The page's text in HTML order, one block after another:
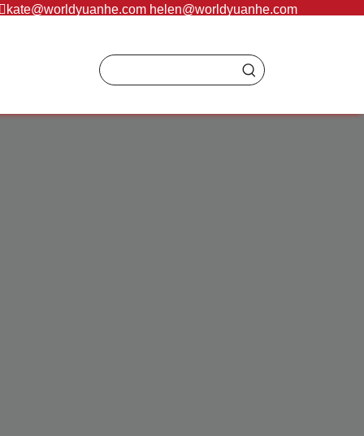
kate@worldyuanhe.com helen@worldyuanhe.com